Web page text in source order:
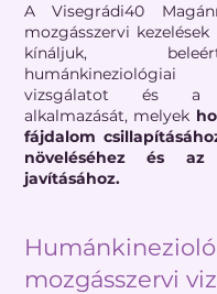
A Visegrádi40
mozgásszervi kezelések
kínáljuk,
humánkineziológiai
vizsgálatot és a
alkalmazását, melyek
fájdalom
növeléséhez és az
javításához.
mozgásszervi